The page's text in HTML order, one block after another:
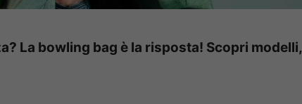
La bowling bag è la risposta! Scopri modelli,